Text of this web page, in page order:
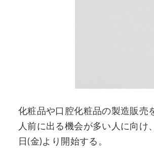
化粧品や口腔化粧品の製造販売
人前に出る機会が多い人に向
日(金)より開始する。